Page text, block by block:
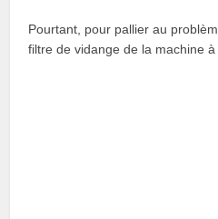
Pourtant, pour pallier au
filtre de vidange de la machine à